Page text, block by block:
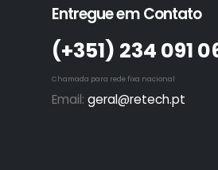
Entregue em Contato
(+351)­ 234 091
Chamada para rede fixa nacional
Email: geral@retech.pt